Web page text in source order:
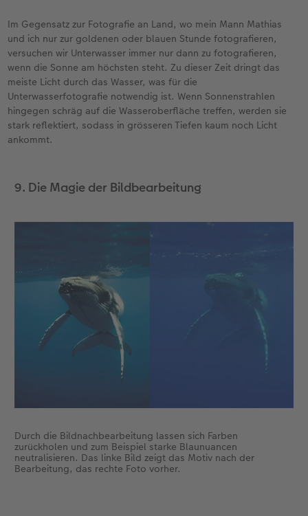
Im Gegensatz zur Fotografie an Land, wo mein Mann Mathias
und ich nur zur goldenen oder blauen Stunde fotografieren,
versuchen wir Unterwasser immer nur dann zu fotografieren,
wenn die Sonne am höchsten steht. Zu dieser Zeit dringt das
meiste Licht durch das Wasser, was für die
Unterwasserfotografie notwendig ist. Wenn Sonnenstrahlen
hingegen schräg auf die Wasseroberfläche treffen, werden sie
stark reflektiert, sodass in grösseren Tiefen kaum noch Licht
ankommt.
9. Die Magie der Bildbearbeitung
Durch die Bildnachbearbeitung lassen sich Farben
zurückholen und zum Beispiel starke Blaunuancen
neutralisieren. Das linke Bild zeigt das Motiv nach der
Bearbeitung, das rechte Foto vorher.